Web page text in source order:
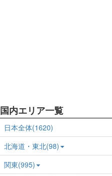
国内エリア一覧
日本全体(1620)
北海道・東北(98)
関東(995)